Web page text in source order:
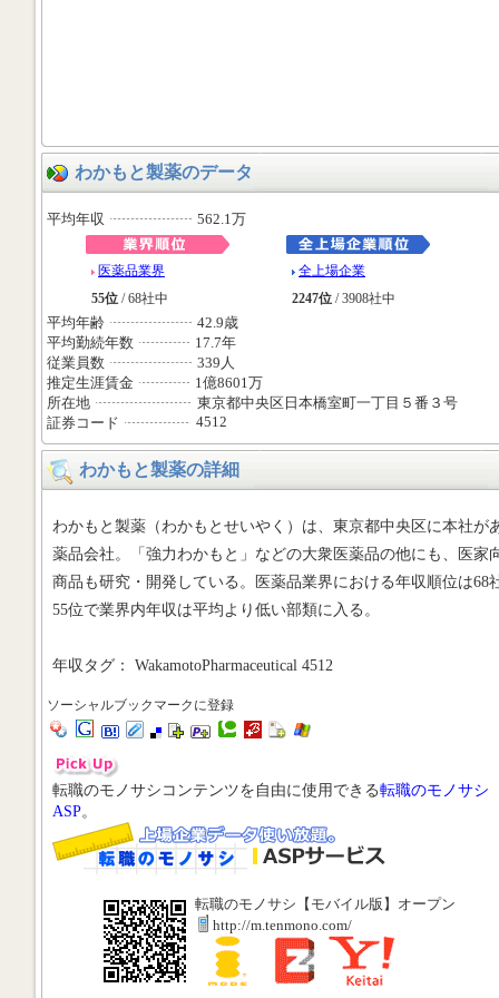
わかもと製薬のデータ
平均年収 562.1万
医薬品業界
55位 / 68社中
全上場企業
2247位 / 3908社中
平均年齢
42.9歳
平均勤続年数
17.7年
従業員数
339人
推定生涯賃金
1億8601万
所在地
東京都中央区日本橋室町一丁目５番３号
証券コード
4512
わかもと製薬の詳細
わかもと製薬（わかもとせいやく）は、東京都中央区に本社が
薬品会社。「強力わかもと」などの大衆医薬品の他にも、医家
商品も研究・開発している。医薬品業界における年収順位は68
55位で業界内年収は平均より低い部類に入る。
年収タグ： WakamotoPharmaceutical 4512
ソーシャルブックマークに登録
転職のモノサシコンテンツを自由に使用できる転職のモノサシ
ASP。
転職のモノサシ【モバイル版】オープン
http://m.tenmono.com/